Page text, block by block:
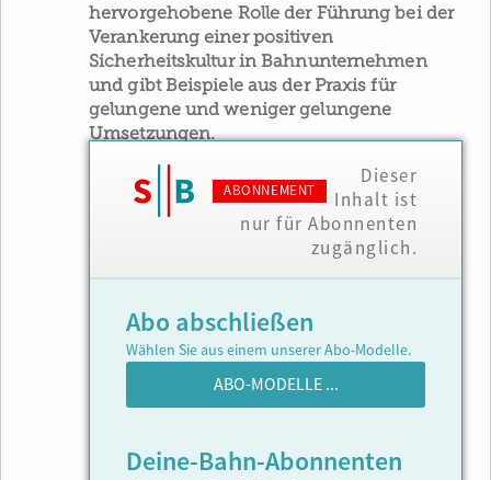
hervorgehobene Rolle der Führung bei der
Verankerung einer positiven
Sicherheitskultur in Bahnunternehmen
und gibt Beispiele aus der Praxis für
gelungene und weniger gelungene
Umsetzungen.
ABONNEMENT
Dieser
Inhalt ist
nur für Abonnenten
zugänglich.
Abo abschließen
Wählen Sie aus einem unserer Abo-Modelle.
ABO-MODELLE ...
Deine-Bahn-Abonnenten